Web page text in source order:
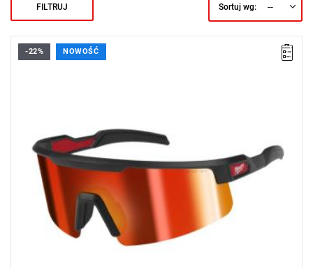
FILTRUJ Sortuj wg: --
Okulary ochronne Milwaukee zapewniają wysoki komfort
-22% NOWOŚĆ